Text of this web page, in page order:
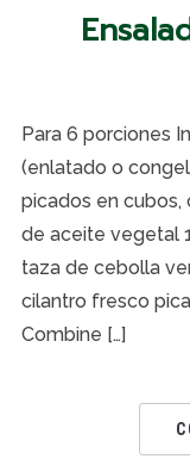
Para 6 porciones
(enlatado o
picados en cubos,
de aceite vegetal
taza de cebolla
cilantro fresco
Combine […]